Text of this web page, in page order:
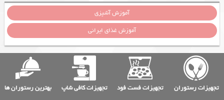
آموزش آشپزی
آموزش غذای ایرانی
تجهیزات رستوران تجهیزات فست فود تجهیزات کافی شاپ بهترین رستوران ها